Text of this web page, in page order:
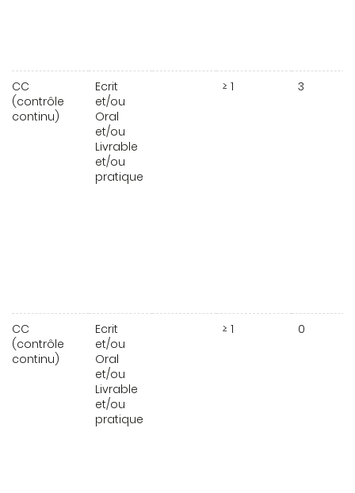
CC
(contrôle
continu)
Ecrit
et/ou
Oral
et/ou
Livrable
et/ou
pratique
≥ 1 3
CC
(contrôle
continu)
Ecrit
et/ou
Oral
et/ou
Livrable
et/ou
pratique
≥ 1 0